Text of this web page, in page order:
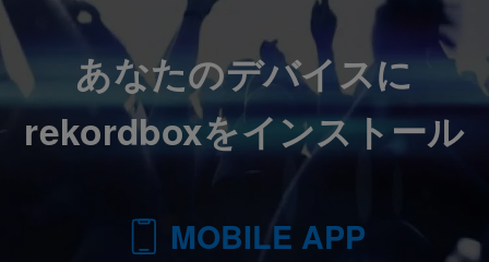
あなたのデバイスに
rekordboxをインストール
MOBILE APP